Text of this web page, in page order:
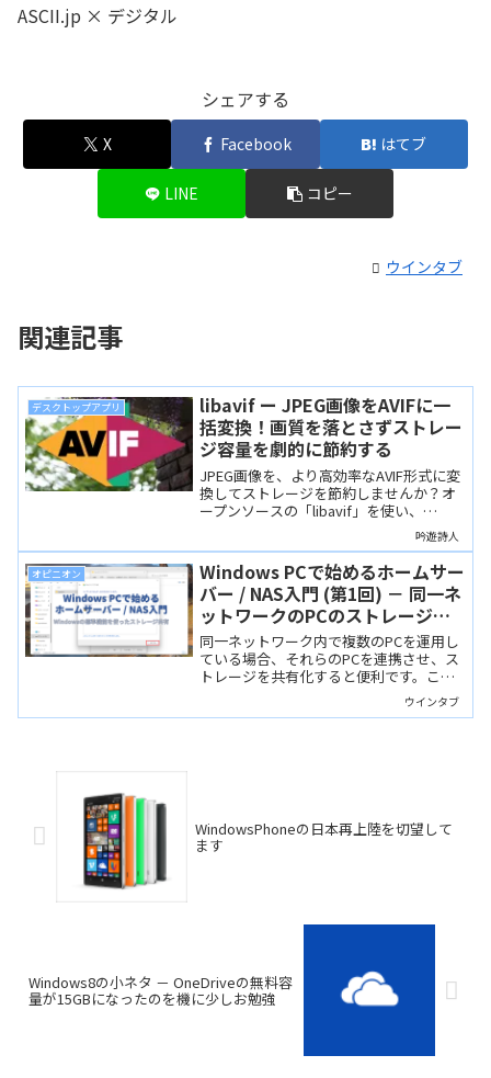
ASCII.jp × デジタル
シェアする
X Facebook はてブ
LINE コピー
ウインタブ
関連記事
デスクトップアプリ
libavif ー JPEG画像をAVIFに一
括変換！画質を落とさずストレー
ジ容量を劇的に節約する
JPEG画像を、より高効率なAVIF形式に変
換してストレージを節約しませんか？オ
ープンソースの「libavif」を使い、
Windowsのバッチ処理で大量の画像を効
率よく一括変換する方法を解説します。
吟遊詩人
オピニオン
Windows PCで始めるホームサー
バー / NAS入門 (第1回) － 同一ネ
ットワークのPCのストレージを
共有する
同一ネットワーク内で複数のPCを運用し
ている場合、それらのPCを連携させ、ス
トレージを共有化すると便利です。この
連載では自宅でホームサーバーやNASを
始めるための解説をしていきます。ウインタブ
WindowsPhoneの日本再上陸を切望して
ます
Windows8の小ネタ － OneDriveの無料容
量が15GBになったのを機に少しお勉強